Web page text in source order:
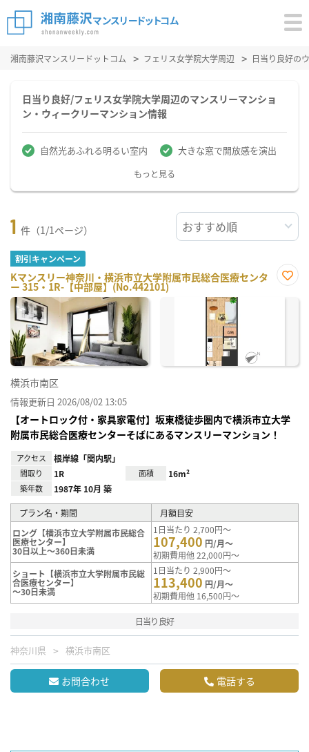
湘南藤沢マンスリードットコム フェリス女学院大学周辺 日当り良好の
日当り良好/フェリス女学院大学周辺のマンスリーマンショ
ン・ウィークリーマンション情報
自然光あふれる明るい室内 大きな窓で開放感を演出
もっと見る
1 件（1/1ページ）
割引キャンペーン
Kマンスリー神奈川・横浜市立大学附属市民総合医療センタ
ー 315・1R-【中部屋】(No.442101)
に入
横浜市南区
情報更新日 2026/08/02 13:05
【オートロック付・家具家電付】坂東橋徒歩圏内で横浜市立大学
附属市民総合医療センターそばにあるマンスリーマンション！
アクセス 根岸線「関内駅」
間取り 1R 面積 16m²
築年数 1987年 10月 築
プラン名・期間
月額目安
ロング【横浜市立大学附属市民総合
医療センター】
30日以上～360日未満
1日当たり 2,700円～
107,400 円/月～
初期費用他 22,000円～
ショート【横浜市立大学附属市民総
合医療センター】
～30日未満
1日当たり 2,900円～
113,400 円/月～
初期費用他 16,500円～
日当り良好
神奈川県 横浜市南区
お問合わせ 電話する